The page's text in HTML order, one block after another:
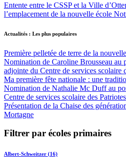
Entente entre le CSSP et la Ville
l’emplacement de la nouvelle école
Actualités : Les plus populaires
Première pelletée de terre de la
Nomination de Caroline Brousseau au
adjointe du Centre de services scolaire
Ma première fête nationale : une
Nomination de Nathalie Mc Duff au
Centre de services scolaire des Patriotes
Présentation de la Chaise des
Mortagne
Filtrer par écoles primaires
Albert-Schweitzer (16)